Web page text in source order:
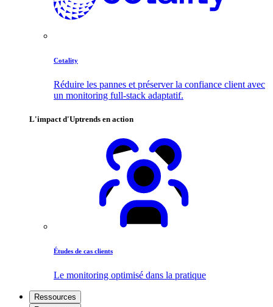
Cotality
Réduire les pannes et préserver la confiance client avec
un monitoring full-stack adaptatif.
L'impact d'Uptrends en action
Études de cas clients
Le monitoring optimisé dans la pratique
Ressources